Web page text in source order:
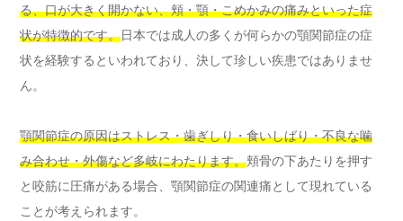
る、口が大きく開かない、頬・顎・こめかみの痛みといった症
状が特徴的です。日本では成人の多くが何らかの顎関節症の症
状を経験するといわれており、決して珍しい疾患ではありませ
ん。
顎関節症の原因はストレス・歯ぎしり・食いしばり・不良な噛
み合わせ・外傷など多岐にわたります。頬骨の下あたりを押す
と咬筋に圧痛がある場合、顎関節症の関連痛として現れている
ことが考えられます。